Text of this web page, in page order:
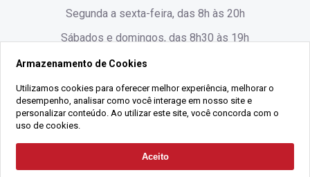
Solicitar Contato
Rua Lauro Linhares, 1080 - Trindade, Florianópolis -
SC
(48) 3220-1045
Alameda César Nascimento, 549, Salas 1, 2 e 3 -
Segunda a sexta-feira, das 8h às 20h
Sábados e domingos, das 8h30 às 19h
2021 Copyright - Gralha Imóveis CRECI 008060/O - Todos os direitos
Armazenamento de Cookies
Utilizamos cookies para oferecer melhor experiência, melhorar o
desempenho, analisar como você interage em nosso site e
personalizar conteúdo. Ao utilizar este site, você concorda com o
uso de cookies.
Aceito